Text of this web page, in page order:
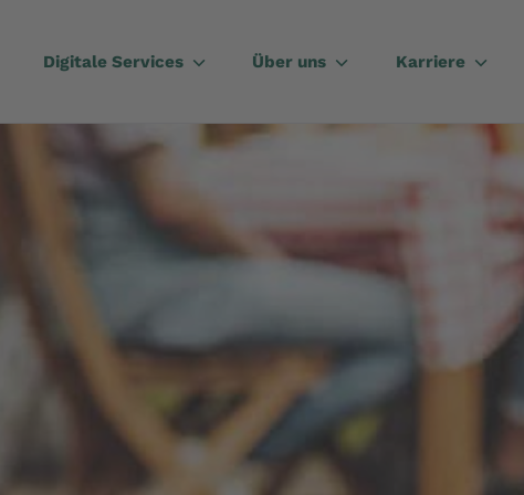
Digitale Services Über uns Karriere